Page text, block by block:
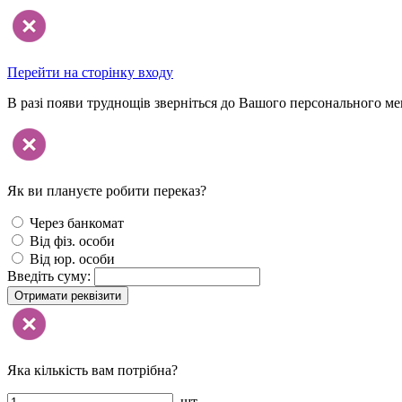
Перейти на сторінку входу
В разі появи труднощів зверніться до Вашого персонального
Як ви плануєте робити переказ?
Через банкомат
Від фіз. особи
Від юр. особи
Введіть суму:
Отримати реквізити
Яка кількість вам потрібна?